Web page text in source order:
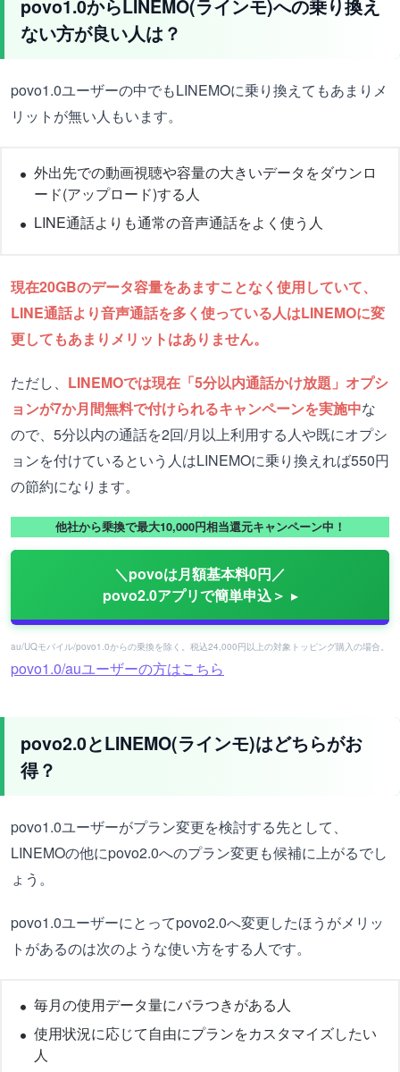
povo1.0からLINEMO(ラインモ)への乗り換え
ない方が良い人は？
povo1.0ユーザーの中でもLINEMOに乗り換えてもあまりメ
リットが無い人もいます。
外出先での動画視聴や容量の大きいデータをダウンロ
ード(アップロード)する人
LINE通話よりも通常の音声通話をよく使う人
現在20GBのデータ容量をあますことなく使用していて、
LINE通話より音声通話を多く使っている人はLINEMOに変
更してもあまりメリットはありません。
ただし、 LINEMOでは現在「5分以内通話かけ放題」オプシ
ョンが7か月間無料で付けられるキャンペーンを実施中な
ので、5分以内の通話を2回/月以上利用する人や既にオプシ
ョンを付けているという人はLINEMOに乗り換えれば550円
の節約になります。
他社から乗換で最大10,000円相当還元キャンペーン中！
＼povoは月額基本料0円／
povo2.0アプリで簡単申込＞
au/UQモバイル/povo1.0からの乗換を除く。税込24,000円以上の対象トッピング購入の場合。
povo1.0/auユーザーの方はこちら
povo2.0とLINEMO(ラインモ)はどちらがお
得？
povo1.0ユーザーがプラン変更を検討する先として、
LINEMOの他にpovo2.0へのプラン変更も候補に上がるでし
ょう。
povo1.0ユーザーにとってpovo2.0へ変更したほうがメリッ
トがあるのは次のような使い方をする人です。
毎月の使用データ量にバラつきがある人
使用状況に応じて自由にプランをカスタマイズしたい
人